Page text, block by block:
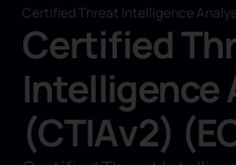
Certified Threat Intelligence
Certified
Intelligence
(CTIAv2)